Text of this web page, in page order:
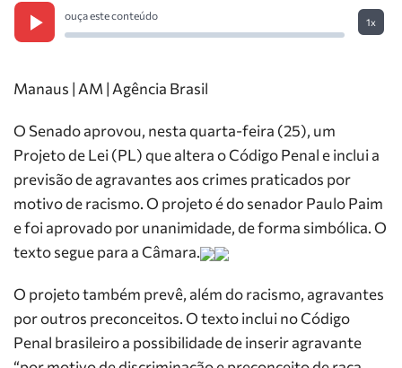
ouça este conteúdo
1x
Manaus | AM | Agência Brasil
O Senado aprovou, nesta quarta-feira (25), um
Projeto de Lei (PL) que altera o Código Penal e inclui a
previsão de agravantes aos crimes praticados por
motivo de racismo. O projeto é do senador Paulo Paim
e foi aprovado por unanimidade, de forma simbólica. O
texto segue para a Câmara.
O projeto também prevê, além do racismo, agravantes
por outros preconceitos. O texto inclui no Código
Penal brasileiro a possibilidade de inserir agravante